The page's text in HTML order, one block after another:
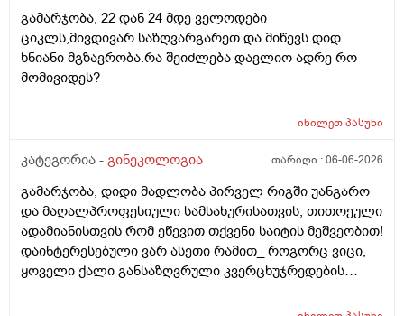
რამეა.ზოგადად წლებია აუტოიმონური თირეოდიტი
მაქვს.ხშირად მაქვს სანერვიულო.რითი შეიძლება
უნდაცკვების სახით რომ ვმართო ციკლის დღეები?
გამარჯობა, 22 დან 24 მდე ველოდები
ციკლს,მივდივარ საზღვარგარეთ და მიწევს დიდ
ხნიანი მგზავრობა.რა შეიძლება დავლიო ადრე რო
მომივიდეს?
იხილეთპასუხი
კატეგორია - გინეკოლოგია თარიღი :06-06-2026
გამარჯობა, დიდი მადლობა პირველ რიგში უანგარო
და მაღალპროფესიული სამსახურისათვის, თითოეული
ადამიანისთვის რომ ეწევით თქვენი საიტის მეშვეობით!
დაინტერესებული ვარ ასეთი რამით_ როგორც ვიცი,
ყოველი ქალი განსაზღვრული კვერცხუჯრედების
თითოელისთვის, ეს რიცხვი ინდივიდუალურია? რაზეა